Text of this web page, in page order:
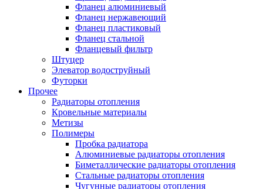
Фланец алюминиевый
Фланец нержавеющий
Фланец пластиковый
Фланец стальной
Фланцевый фильтр
Штуцер
Элеватор водоструйный
Футорки
Прочее
Радиаторы отопления
Кровельные материалы
Метизы
Полимеры
Пробка радиатора
Алюминиевые радиаторы отопления
Биметаллические радиаторы отопления
Стальные радиаторы отопления
Чугунные радиаторы отопления